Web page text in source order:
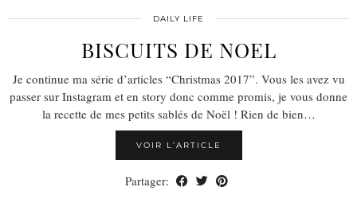
DAILY LIFE
BISCUITS DE NOEL
Je continue ma série d’articles “Christmas 2017”. Vous les avez vu
passer sur Instagram et en story donc comme promis, je vous donne
la recette de mes petits sablés de Noël ! Rien de bien…
VOIR L’ARTICLE
Partager: